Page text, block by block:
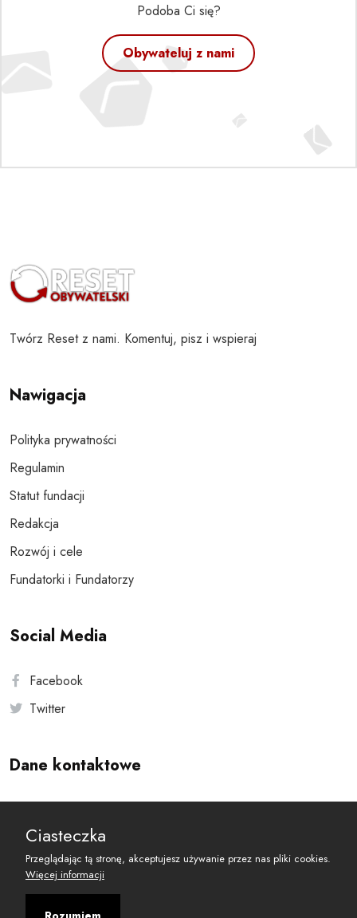
Podoba Ci się?
Obywateluj z nami
Twórz Reset z nami. Komentuj, pisz i wspieraj
Nawigacja
Polityka prywatności
Regulamin
Statut fundacji
Redakcja
Rozwój i cele
Fundatorki i Fundatorzy
Social Media
Facebook
Twitter
Dane kontaktowe
reset@resetobywatelski.pl
Ciasteczka
Przeglądając tą stronę, akceptujesz używanie przez nas pliki cookies.
Więcej informacji